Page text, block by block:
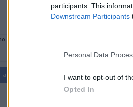
participants. This
Downstream Participants
Personal Data
I want to opt-out of
Opted In
Lukáš Pavlásek Příbram show
Facebook Twitter